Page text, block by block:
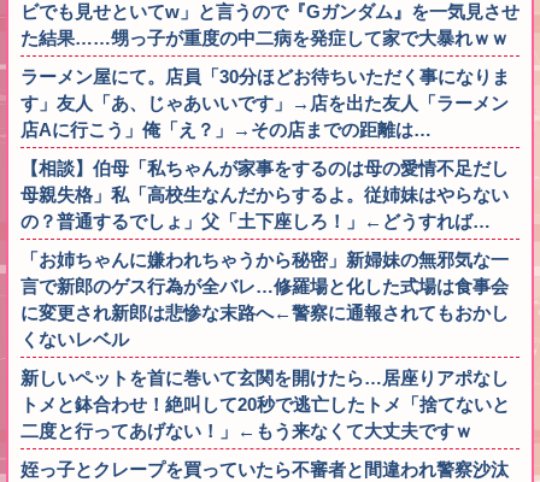
ビでも見せといてw」と言うので『Gガンダム』を一気見させ
た結果……甥っ子が重度の中二病を発症して家で大暴れｗｗ
ラーメン屋にて。店員「30分ほどお待ちいただく事になりま
す」友人「あ、じゃあいいです」→店を出た友人「ラーメン
店Aに行こう」俺「え？」→その店までの距離は…
【相談】伯母「私ちゃんが家事をするのは母の愛情不足だし
母親失格」私「高校生なんだからするよ。従姉妹はやらない
の？普通するでしょ」父「土下座しろ！」←どうすれば…
「お姉ちゃんに嫌われちゃうから秘密」新婦妹の無邪気な一
言で新郎のゲス行為が全バレ…修羅場と化した式場は食事会
に変更され新郎は悲惨な末路へ←警察に通報されてもおかし
くないレベル
新しいペットを首に巻いて玄関を開けたら…居座りアポなし
トメと鉢合わせ！絶叫して20秒で逃亡したトメ「捨てないと
二度と行ってあげない！」←もう来なくて大丈夫ですｗ
姪っ子とクレープを買っていたら不審者と間違われ警察沙汰